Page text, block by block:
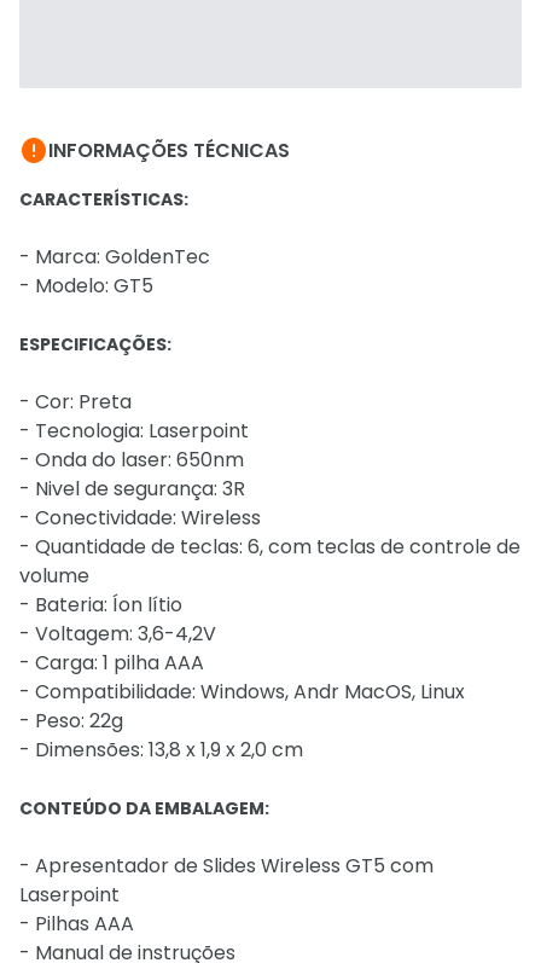
INFORMAÇÕES TÉCNICAS
CARACTERÍSTICAS:
- Marca: GoldenTec
- Modelo: GT5
ESPECIFICAÇÕES:
- Cor: Preta
- Tecnologia: Laserpoint
- Onda do laser: 650nm
- Nivel de segurança: 3R
- Conectividade: Wireless
- Quantidade de teclas: 6, com teclas de controle de
volume
- Bateria: Íon lítio
- Voltagem: 3,6-4,2V
- Carga: 1 pilha AAA
- Compatibilidade: Windows, Andr MacOS, Linux
- Peso: 22g
- Dimensões: 13,8 x 1,9 x 2,0 cm
CONTEÚDO DA EMBALAGEM:
- Apresentador de Slides Wireless GT5 com
Laserpoint
- Pilhas AAA
- Manual de instruções